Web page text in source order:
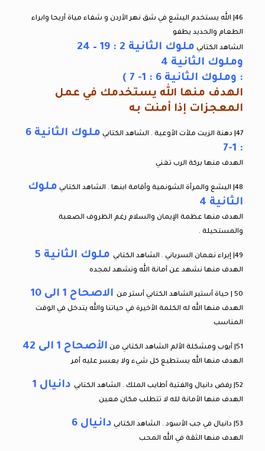
46| الله يستخدم اليشع في شق نهر الأردن و شفاء مياة أريحا وابراء
الطعام والحديد يطفو
الشاهد الكتابي ملوك الثانية 2 : 19 – 24
وملوك الثانية 4
: وملوك الثانية 6 : 1- 7 )
الهدف منها الله يستخدمك في عمل
المعجزات إذا أمنت به
47| دهنة الزيت ملأت الأوعية . الشاهد الكتابي
ملوك الثانية 6
: 1-7
الهدف منها بركة الرب تغني
48| اليشع والمرأة الشونمية وأقامة ابنها . الشاهد الكتابي
ملوك
الثانية 4
الهدف منها عظمة الإيمان والسلام رغم الظروف الصعبة
والمستحيلة .
49| إبراء نعمان السرياني . الشاهد الكتابي ملوك الثانية 5
الهدف منها نشهد عن أمانة الله ونشهد لمجده
50 | حياة أستير الشاهد الكتابي أستر من الاصحاح 1 الى 10
الهدف منها الله له الكلمة الأخيرة في حياتنا والله يتدخل في الوقت
المناسب
51| أيوب ومشكلة الألم الشاهد الكتابي من الأصحاح 1 الى 42
الهدف منها الله يستطيع كل شيء ولا يعسر عليه أمر
52| رفض دانيال والفتية أطايب الملك . الشاهد الكتابي دانيال 1
الهدف منها الأمانة لله لا تتطلب مكان معين
53| دانيال في جب الأسود . الشاهد الكتابي دانيال 6
الهدف منها الثقة في الله المحب